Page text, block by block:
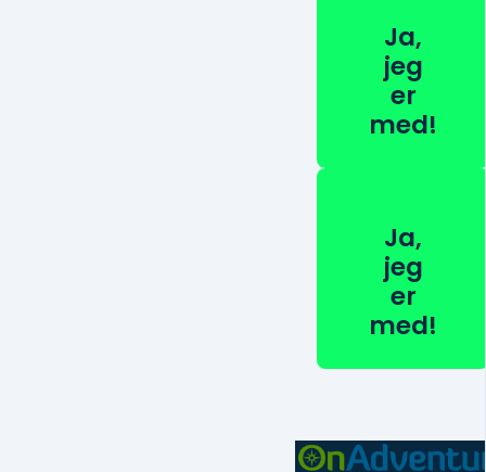
Ja,
jeg
er
med!
Ja,
jeg
er
med!